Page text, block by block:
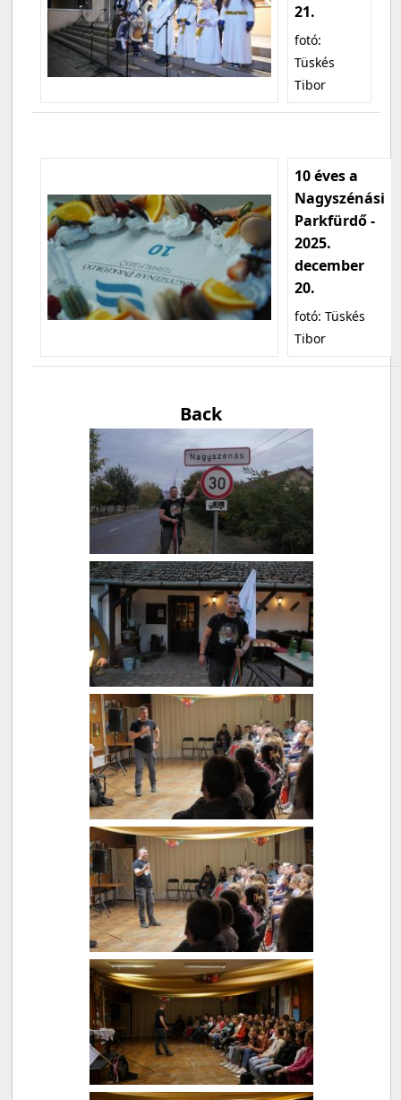
21.
fotó:
Tüskés
Tibor
10 éves a
Nagyszénási
Parkfürdő -
2025.
december
20.
fotó: Tüskés
Tibor
Back